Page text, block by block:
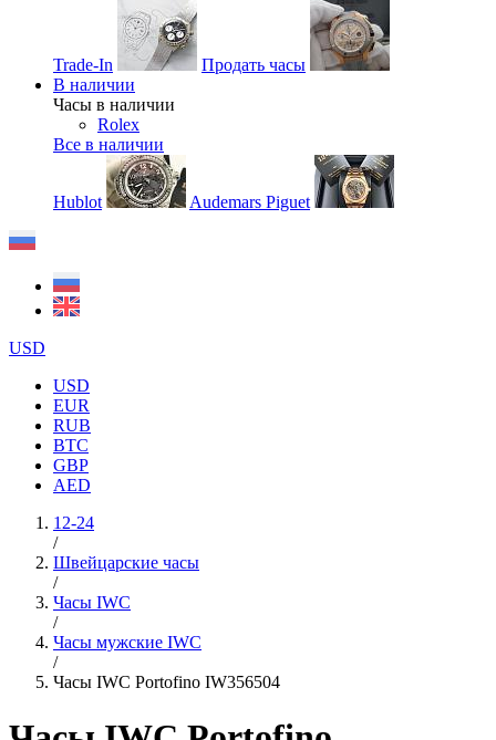
Trade-In
Продать часы
В наличии
Часы в наличии
Rolex
Все в наличии
Hublot Audemars Piguet
USD
USD
EUR
RUB
BTC
GBP
AED
12-24
/
Швейцарские часы
/
Часы IWC
/
Часы мужские IWC
/
Часы IWC Portofino IW356504